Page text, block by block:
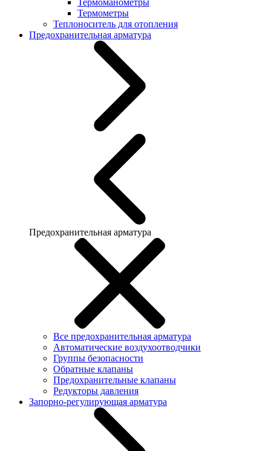
Термоманометры
Термометры
Теплоноситель для отопления
Предохранительная арматура
Предохранительная арматура
Все предохранительная арматура
Автоматические воздухоотводчики
Группы безопасности
Обратные клапаны
Предохранительные клапаны
Редукторы давления
Запорно-регулирующая арматура